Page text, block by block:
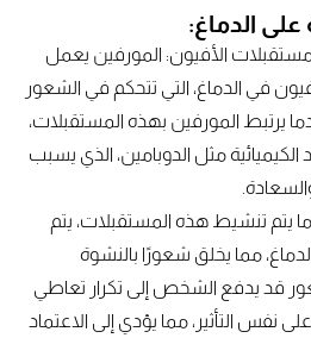
مستقبلات الأفيون: المورفين يعمل
في الدماغ، التي تتحكم في الشعور
يرتبط المورفين بهذه المستقبلات،
الكيميائية مثل الدوبامين، الذي يسبب
يتم تنشيط هذه المستقبلات، يتم
مما يخلق شعورًا بالنشوة
قد يدفع الشخص إلى تكرار تعاطي
نفس التأثير، مما يؤدي إلى الاعتماد